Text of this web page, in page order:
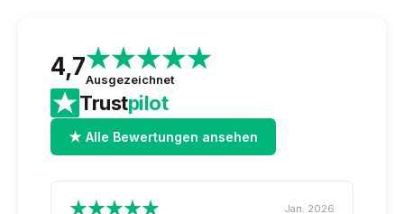
4,7Ausgezeichnet
Trustpilot
★ Alle Bewertungen ansehen
Jan. 2026